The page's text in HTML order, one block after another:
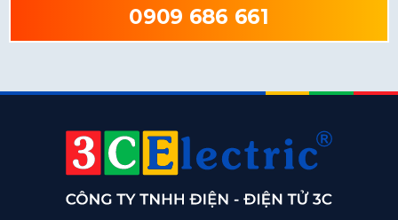
0909 686 661